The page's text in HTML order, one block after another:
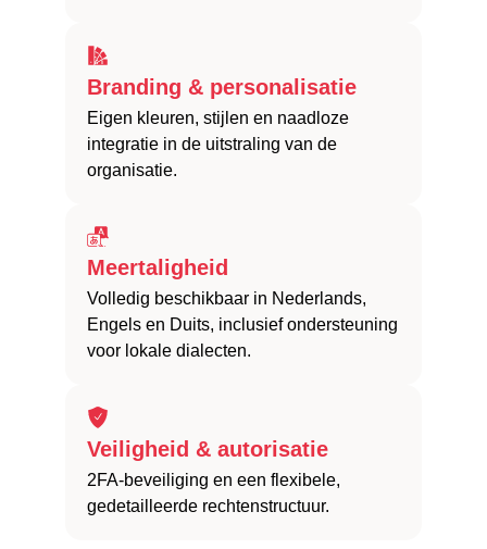
Branding & personalisatie
Eigen kleuren, stijlen en naadloze
integratie in de uitstraling van de
organisatie.
Meertaligheid
Volledig beschikbaar in Nederlands,
Engels en Duits, inclusief ondersteuning
voor lokale dialecten.
Veiligheid & autorisatie
2FA-beveiliging en een flexibele,
gedetailleerde rechtenstructuur.